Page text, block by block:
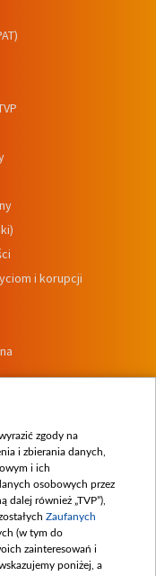
i korupcji
zgody na
i zbierania danych,
i ich
osobowych przez
dalej również „TVP”),
Zaufanych
(w tym do
zainteresowań i
poniżej, a